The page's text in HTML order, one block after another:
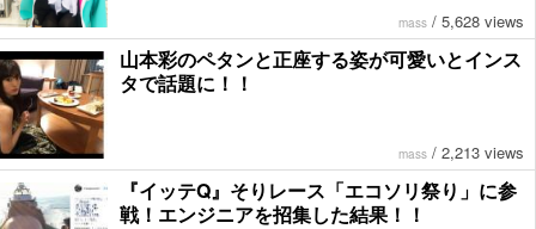
mass / 5,628 views
山本彩のペタンと正座する姿が可愛いとインス
タで話題に！！
mass / 2,213 views
『イッテQ』そりレース「エコソリ祭り」に参
戦！エンジニアを招集した結果！！